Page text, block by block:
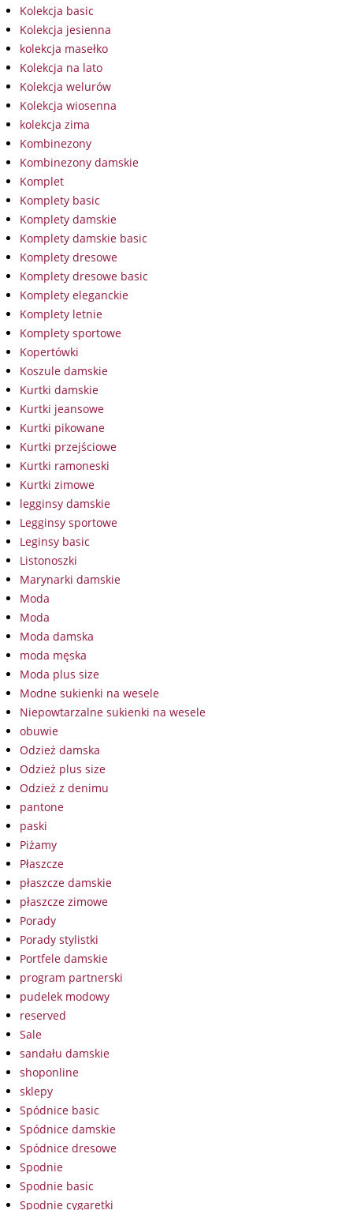
Kolekcja basic
Kolekcja jesienna
kolekcja masełko
Kolekcja na lato
Kolekcja welurów
Kolekcja wiosenna
kolekcja zima
Kombinezony
Kombinezony damskie
Komplet
Komplety basic
Komplety damskie
Komplety damskie basic
Komplety dresowe
Komplety dresowe basic
Komplety eleganckie
Komplety letnie
Komplety sportowe
Kopertówki
Koszule damskie
Kurtki damskie
Kurtki jeansowe
Kurtki pikowane
Kurtki przejściowe
Kurtki ramoneski
Kurtki zimowe
legginsy damskie
Legginsy sportowe
Leginsy basic
Listonoszki
Marynarki damskie
Moda
Moda
Moda damska
moda męska
Moda plus size
Modne sukienki na wesele
Niepowtarzalne sukienki na wesele
obuwie
Odzież damska
Odzież plus size
Odzież z denimu
pantone
paski
Piżamy
Płaszcze
płaszcze damskie
płaszcze zimowe
Porady
Porady stylistki
Portfele damskie
program partnerski
pudelek modowy
reserved
Sale
sandału damskie
shoponline
sklepy
Spódnice basic
Spódnice damskie
Spódnice dresowe
Spodnie
Spodnie basic
Spodnie cygaretki